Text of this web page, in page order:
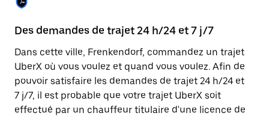
Des demandes de trajet 24 h/24 et 7 j/7
Dans cette ville, Frenkendorf, commandez un trajet
UberX où vous voulez et quand vous voulez. Afin de
pouvoir satisfaire les demandes de trajet 24 h/24 et
7 j/7, il est probable que votre trajet UberX soit
effectué par un chauffeur titulaire d'une licence de